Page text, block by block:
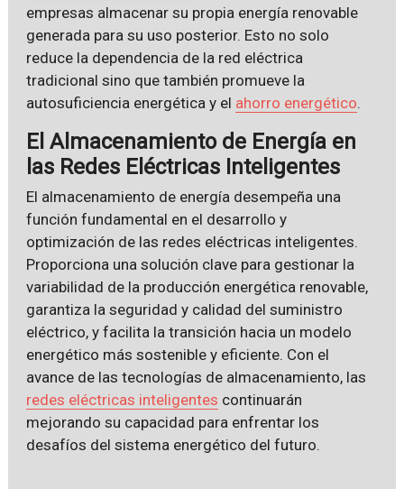
empresas almacenar su propia energía renovable
generada para su uso posterior. Esto no solo
reduce la dependencia de la red eléctrica
tradicional sino que también promueve la
autosuficiencia energética y el ahorro energético.
El Almacenamiento de Energía en
las Redes Eléctricas Inteligentes
El almacenamiento de energía desempeña una
función fundamental en el desarrollo y
optimización de las redes eléctricas inteligentes.
Proporciona una solución clave para gestionar la
variabilidad de la producción energética renovable,
garantiza la seguridad y calidad del suministro
eléctrico, y facilita la transición hacia un modelo
energético más sostenible y eficiente. Con el
avance de las tecnologías de almacenamiento, las
redes eléctricas inteligentes continuarán
mejorando su capacidad para enfrentar los
desafíos del sistema energético del futuro.